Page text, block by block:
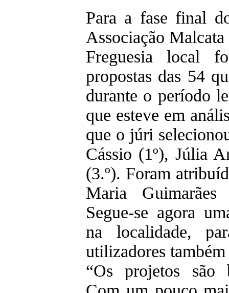
Para a fase final
Associação
Freguesia local
propostas das 54
durante o período
que esteve em
que o júri
Cássio (1º), Júlia
(3.º). Foram
Maria
Segue-se agora
na localidade,
utilizadores
“Os projetos são